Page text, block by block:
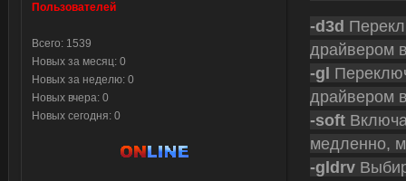
-d3d
драйвером
-gl
драйвером
-soft
медленно,
-gldrv
Пользователей
Всего: 1539
Новых за месяц: 0
Новых за неделю: 0
Новых вчера: 0
Новых сегодня: 0